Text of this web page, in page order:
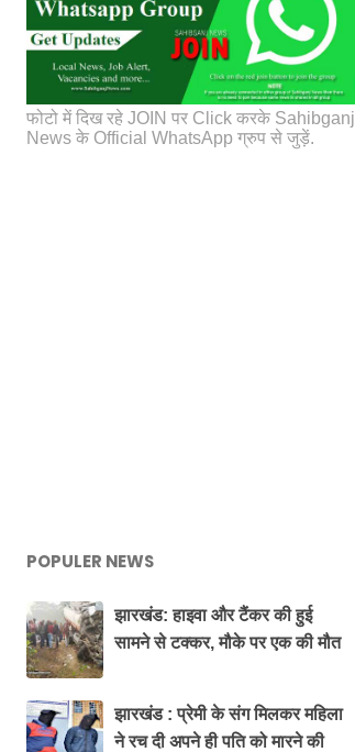
फोटो में दिख रहे JOIN पर Click करके Sahibganj
News के Official WhatsApp ग्रुप से जुड़ें.
POPULER NEWS
झारखंड: हाइवा और टैंकर की हुई
सामने से टक्कर, मौके पर एक की मौत
झारखंड : प्रेमी के संग मिलकर महिला
ने रच दी अपने ही पति को मारने की